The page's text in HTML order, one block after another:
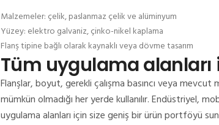
Malzemeler: çelik, paslanmaz çelik ve alüminyum
Yüzey: elektro galvaniz, çinko-nikel kaplama
Flanş tipine bağlı olarak kaynaklı veya dövme tasarım
Tüm uygulama alanları
Flanşlar, boyut, gerekli çalışma basıncı veya mevcut
mümkün olmadığı her yerde kullanılır.Endüstriyel,
uygulama alanları için size geniş bir ürün portföyü